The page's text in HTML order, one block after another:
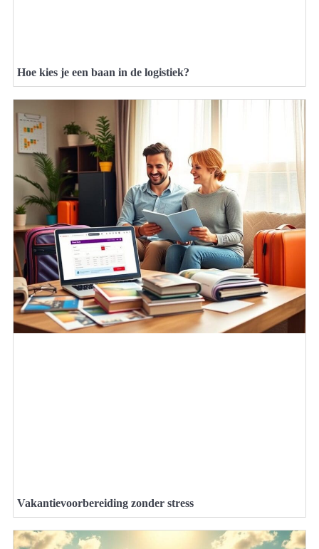
Hoe kies je een baan in de logistiek?
Vakantievoorbereiding zonder stress